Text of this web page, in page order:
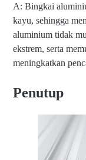
A: Bingkai
kayu, sehingga
aluminium tidak
ekstrem, serta
meningkatkan
Penutup